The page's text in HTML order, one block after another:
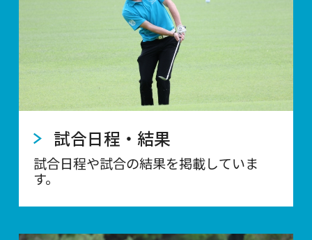
試合日程・結果
試合日程や試合の結果を掲載していま
す。